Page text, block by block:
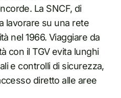
La SNCF, di
lavorare su una rete
nel 1966. Viaggiare da
con il TGV evita lunghi
e controlli di sicurezza,
diretto alle aree